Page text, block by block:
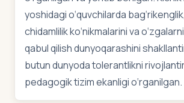
yoshidagi o‘quvchilarda
chidamlilik ko‘nikmalarini va
qabul qilish dunyoqarashini
butun dunyoda tolerantlikni
pedagogik tizim ekanligi o‘rganilgan.